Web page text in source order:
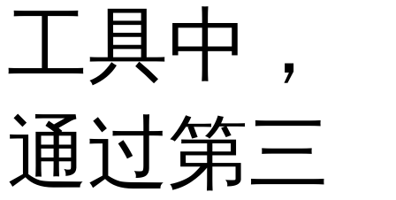
工具中，
通过第三